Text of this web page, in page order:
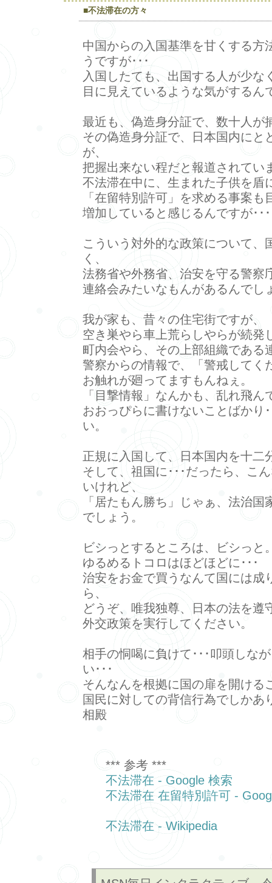
■不法滞在の方々
中国からの入国基準を甘くする方
うですが･･･
入国したても、出国する人が少な
目に見えているような気がするん
最近も、偽造身分証で、数十人が
その偽造身分証で、日本国内にと
が、
把握出来ない程だと報道されてい
不法滞在中に、生まれた子供を盾
「在留特別許可」を求める事案も
増加していると感じるんですが･･･
こういう対外的な政策について、
く、
法務省や外務省、治安を守る警察
連絡会みたいなもんがあるんでし
我が家も、昔々の住宅街ですが、
空き巣やら車上荒らしやらが続発
町内会やら、その上部組織である
警察からの情報で、「警戒してく
お触れが廻ってますもんねぇ。
「目撃情報」なんかも、乱れ飛ん
おおっぴらに書けないことばかり
い。
正規に入国して、日本国内を十二
そして、祖国に･･･だったら、こ
いけれど、
「居たもん勝ち」じゃぁ、法治国
でしょう。
ビシっとするところは、ビシっと
ゆるめるトコロはほどほどに･･･
治安をお金で買うなんて国には成
ら、
どうぞ、唯我独尊、日本の法を遵
外交政策を実行してください。
相手の恫喝に負けて･･･叩頭しな
い･･･
そんなんを根拠に国の扉を開ける
国民に対しての背信行為でしかあ
相殿
*** 参考 ***
不法滞在 - Google 検索
不法滞在 在留特別許可 -
不法滞在 - Wikipedia